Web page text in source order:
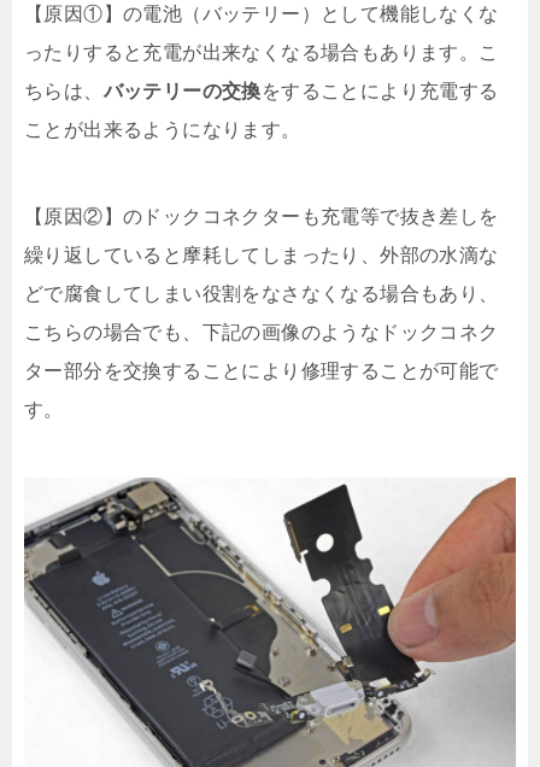
【原因①】の電池（バッテリー）として機能しなくな
ったりすると充電が出来なくなる場合もあります。こ
ちらは、 バッテリーの交換をすることにより充電する
ことが出来るようになります。
【原因②】のドックコネクターも充電等で抜き差しを
繰り返していると摩耗してしまったり、外部の水滴な
どで腐食してしまい役割をなさなくなる場合もあり、
こちらの場合でも、下記の画像のようなドックコネク
ター部分を交換することにより修理することが可能で
す。